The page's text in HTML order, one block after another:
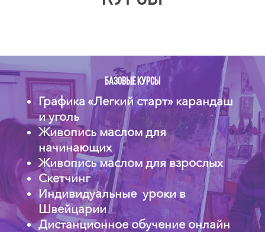
БАЗОВЫЕ КУРСЫ
Графика «Легкий старт» карандаш
и уголь
Живопись маслом для
начинающих
Живопись маслом для взрослых
Скетчинг
Индивидуальные уроки в
Швейцарии
Дистанционное обучение онлайн